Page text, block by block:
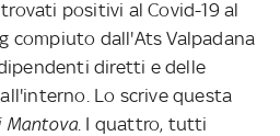
positivi al Covid-19 al
compiuto dall'Ats Valpadana
diretti e delle
Lo scrive questa
Mantova. I quattro, tutti